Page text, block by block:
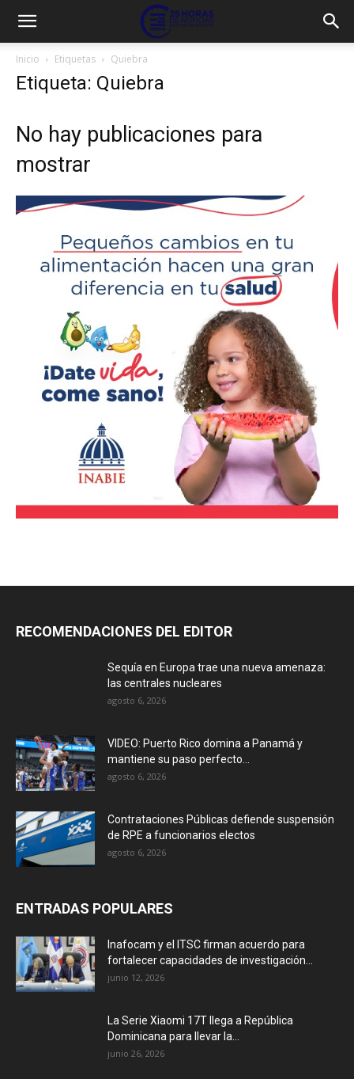
Inicio Etiquetas Quiebra
Etiqueta: Quiebra
No hay publicaciones para
mostrar
RECOMENDACIONES DEL EDITOR
Sequía en Europa trae una nueva amenaza:
las centrales nucleares
agosto 6, 2026
VIDEO: Puerto Rico domina a Panamá y
mantiene su paso perfecto...
agosto 6, 2026
Contrataciones Públicas defiende suspensión
de RPE a funcionarios electos
agosto 6, 2026
ENTRADAS POPULARES
Inafocam y el ITSC firman acuerdo para
fortalecer capacidades de investigación...
junio 12, 2026
La Serie Xiaomi 17T llega a República
Dominicana para llevar la...
junio 26, 2026